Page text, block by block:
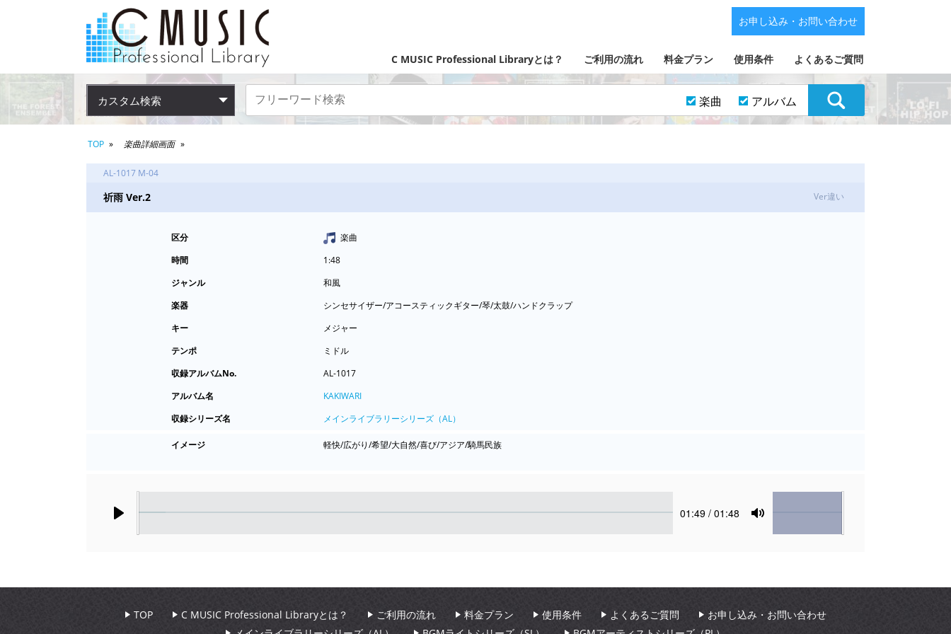
C MUSIC Professional Libraryとは？ ご利用の流れ 料金プラン 使用条件 よくあるご質問
お申し込み・お問い合わせ
カスタム検索 楽曲 アルバム
TOP 楽曲詳細画面
AL-1017 M-04
祈雨 Ver.2 Ver違い
区分
楽曲
時間
1:48
ジャンル
和風
楽器
シンセサイザー/アコースティックギター/琴/太鼓/ハンドクラップ
キー
メジャー
テンポ
ミドル
収録アルバムNo.
AL-1017
アルバム名
KAKIWARI
収録シリーズ名
メインライブラリーシリーズ（AL）
イメージ 軽快/広がり/希望/大自然/喜び/アジア/騎馬民族
Current
01:49 / 01:48
Mute
Volume
TOP C MUSIC Professional Libraryとは？ ご利用の流れ 料金プラン 使用条件 よくあるご質問
お申し込み・お問い合わせ